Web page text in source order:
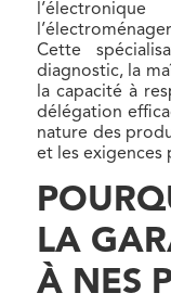
Cette
diagnostic, la
la capacité à
délégation
nature des
et les exigences
LA
À NES